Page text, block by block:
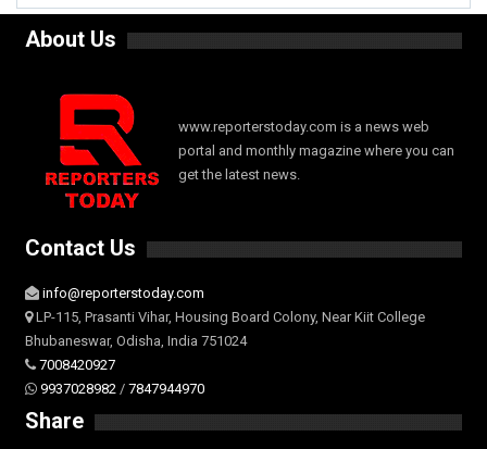
About Us
www.reporterstoday.com is a news web
portal and monthly magazine where you can
get the latest news.
Contact Us
info@reporterstoday.com
LP-115, Prasanti Vihar, Housing Board Colony, Near Kiit College
Bhubaneswar, Odisha, India 751024
7008420927
9937028982 / 7847944970
Share